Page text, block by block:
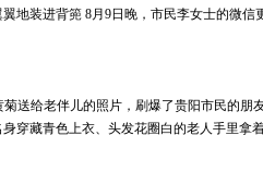
装进背篼 8月9日晚，市民李女士的微信
送给老伴儿的照片，刷爆了贵阳市民的朋
穿藏青色上衣、头发花圈白的老人手里拿